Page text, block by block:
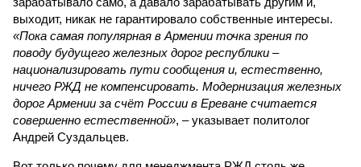
выходит, никак не гарантировало собственные интересы.
«Пока самая популярная в Армении точка зрения по
поводу будущего железных дорог рес­публики –
национализировать пути сообщения и, естественно,
ничего РЖД не компенсировать. Модернизация железных
дорог Армении за счёт России в Ереване считается
совершенно естественной», – указывает политолог
Андрей Суздальцев.